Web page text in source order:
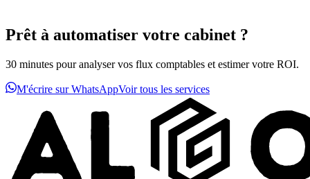
Prêt à automatiser votre cabinet ?
30 minutes pour analyser vos flux comptables et estimer votre ROI.
M'écrire sur WhatsAppVoir tous les services